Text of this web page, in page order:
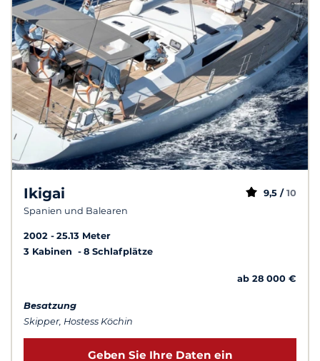
Ikigai
Spanien und Balearen
9,5 / 10
2002
25.13 Meter
3 Kabinen
8 Schlafplätze
ab 28 000 €
Besatzung
Skipper, Hostess Köchin
Geben Sie Ihre Daten ein